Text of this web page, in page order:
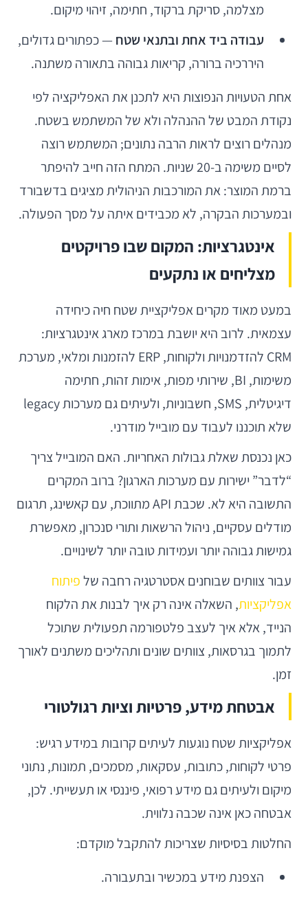
מצלמה, סריקת ברקוד, חתימה, זיהוי מיקום.
עבודה ביד אחת ובתנאי שטח — כפתורים גדולים,
היררכיה ברורה, קריאות גבוהה בתאורה משתנה.
אחת הטעויות הנפוצות היא לתכנן את האפליקציה לפי
נקודת המבט של ההנהלה ולא של המשתמש בשטח.
מנהלים רוצים לראות הרבה נתונים; המשתמש רוצה
לסיים משימה ב-20 שניות. המתח הזה חייב להיפתר
ברמת המוצר: את המורכבות הניהולית מציגים בדשבורד
ובמערכות הבקרה, לא מכבידים איתה על מסך הפעולה.
אינטגרציות: המקום שבו פרויקטים
מצליחים או נתקעים
במעט מאוד מקרים אפליקציית שטח חיה כיחידה
עצמאית. לרוב היא יושבת במרכז מארג אינטגרציות:
CRM להזדמנויות ולקוחות, ERP להזמנות ומלאי, מערכת
משימות, BI, שירותי מפות, אימות זהות, חתימה
דיגיטלית, SMS, חשבוניות, ולעיתים גם מערכות legacy
שלא תוכננו לעבוד עם מובייל מודרני.
כאן נכנסת שאלת גבולות האחריות. האם המובייל צריך
“לדבר” ישירות עם מערכות הארגון? ברוב המקרים
התשובה היא לא. שכבת API מתווכת, עם קאשינג, תרגום
מודלים עסקיים, ניהול הרשאות ותורי סנכרון, מאפשרת
גמישות גבוהה יותר ועמידות טובה יותר לשינויים.
עבור צוותים שבוחנים אסטרטגיה רחבה שלפיתוח
אפליקציות, השאלה אינה רק איך לבנות את הלקוח
הנייד, אלא איך לעצב פלטפורמה תפעולית שתוכל
לתמוך בגרסאות, צוותים שונים ותהליכים משתנים לאורך
זמן.
אבטחת מידע, פרטיות וציות רגולטורי
אפליקציות שטח נוגעות לעיתים קרובות במידע רגיש:
פרטי לקוחות, כתובות, עסקאות, מסמכים, תמונות, נתוני
מיקום ולעיתים גם מידע רפואי, פיננסי או תעשייתי. לכן,
אבטחה כאן אינה שכבה נלווית.
החלטות בסיסיות שצריכות להתקבל מוקדם:
הצפנת מידע במכשיר ובתעבורה.